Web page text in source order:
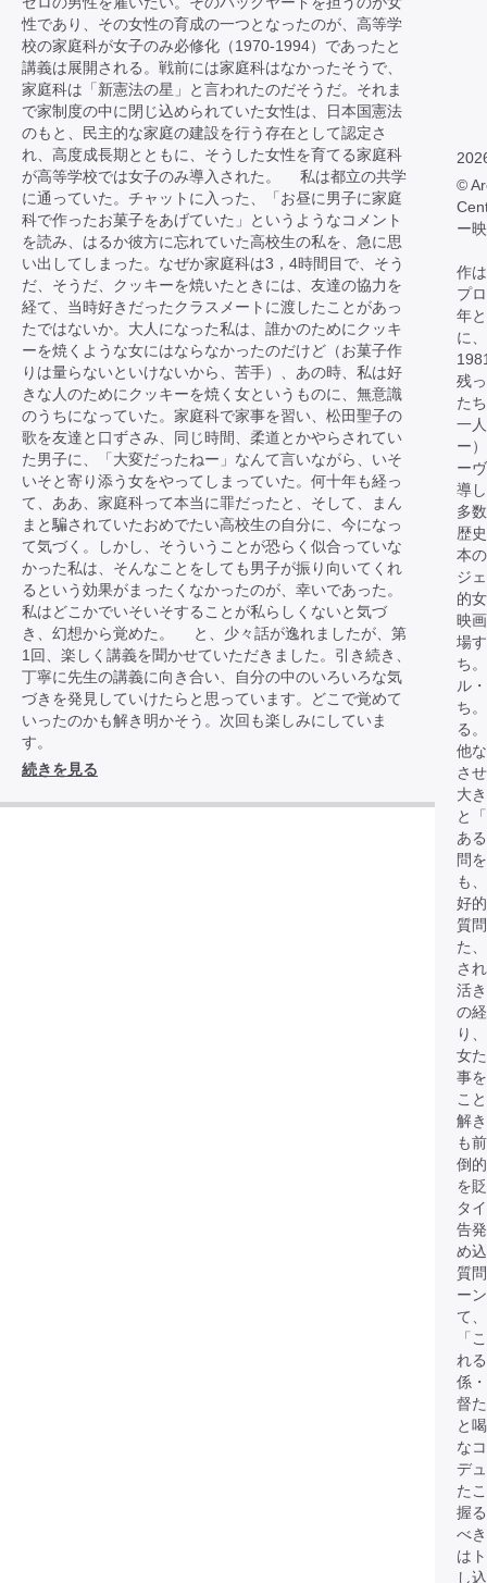
性であり、その女性の育成の一つとなったのが、高等学
校の家庭科が女子のみ必修化（1970-1994）であったと
講義は展開される。戦前には家庭科はなかったそうで、
家庭科は「新憲法の星」と言われたのだそうだ。それま
で家制度の中に閉じ込められていた女性は、日本国憲法
のもと、民主的な家庭の建設を行う存在として認定さ
れ、高度成長期とともに、そうした女性を育てる家庭科
が高等学校では女子のみ導入された。 私は都立の共学
に通っていた。チャットに入った、「お昼に男子に家庭
科で作ったお菓子をあげていた」というようなコメント
を読み、はるか彼方に忘れていた高校生の私を、急に思
い出してしまった。なぜか家庭科は3，4時間目で、そう
だ、そうだ、クッキーを焼いたときには、友達の協力を
経て、当時好きだったクラスメートに渡したことがあっ
たではないか。大人になった私は、誰かのためにクッキ
ーを焼くような女にはならなかったのだけど（お菓子作
りは量らないといけないから、苦手）、あの時、私は好
きな人のためにクッキーを焼く女というものに、無意識
のうちになっていた。家庭科で家事を習い、松田聖子の
歌を友達と口ずさみ、同じ時間、柔道とかやらされてい
た男子に、「大変だったねー」なんて言いながら、いそ
いそと寄り添う女をやってしまっていた。何十年も経っ
て、ああ、家庭科って本当に罪だったと、そして、まん
まと騙されていたおめでたい高校生の自分に、今になっ
て気づく。しかし、そういうことが恐らく似合っていな
かった私は、そんなことをしても男子が振り向いてくれ
るという効果がまったくなかったのが、幸いであった。
私はどこかでいそいそすることが私らしくないと気づ
き、幻想から覚めた。 と、少々話が逸れましたが、第
1回、楽しく講義を聞かせていただきました。引き続き、
丁寧に先生の講義に向き合い、自分の中のいろいろな気
づきを発見していけたらと思っています。どこで覚めて
いったのかも解き明かそう。次回も楽しみにしていま
す。
続きを見る
©
ー
作
プ
年
に
残
た
一
ー
ー
導
多
歴
本
ジ
的
映
場
ち
ル
ち
る
他
さ
大
と
あ
問
も
好
質
た
さ
活
の
り
女
事
こ
解
も
倒
を
タ
告
め
質
ー
て
「
れ
係
督
と
な
デ
た
握
べ
は
し